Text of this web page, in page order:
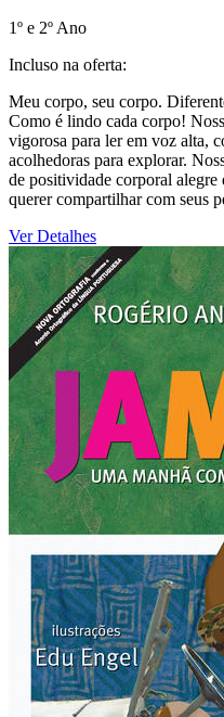
1º e 2º Ano
Incluso na oferta:
Meu corpo, seu corpo.
Como é lindo cada corpo!
vigorosa para ler em voz alta,
acolhedoras para explorar.
de positividade corporal alegre
querer compartilhar com seus
Ver Detalhes